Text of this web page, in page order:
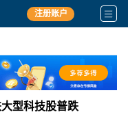
注册账户
型科技股普跌